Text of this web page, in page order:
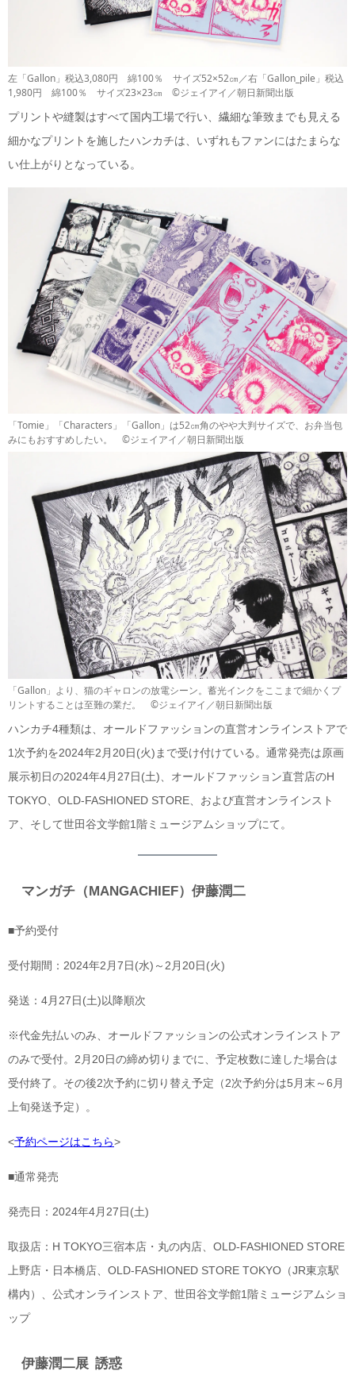
左「Gallon」税込3,080円 綿100％ サイズ52×52㎝／右「Gallon_pile」税込
1,980円 綿100％ サイズ23×23㎝ ©ジェイアイ／朝日新聞出版
プリントや縫製はすべて国内工場で行い、繊細な筆致までも見える
細かなプリントを施したハンカチは、いずれもファンにはたまらな
い仕上がりとなっている。
「Tomie」「Characters」「Gallon」は52㎝角のやや大判サイズで、お弁当包
みにもおすすめしたい。 ©ジェイアイ／朝日新聞出版
「Gallon」より、猫のギャロンの放電シーン。蓄光インクをここまで細かくプ
リントすることは至難の業だ。 ©ジェイアイ／朝日新聞出版
ハンカチ4種類は、オールドファッションの直営オンラインストアで
1次予約を2024年2月20日(火)まで受け付けている。通常発売は原画
展示初日の2024年4月27日(土)、オールドファッション直営店のH
TOKYO、OLD-FASHIONED STORE、および直営オンラインスト
ア、そして世田谷文学館1階ミュージアムショップにて。
マンガチ（MANGACHIEF）伊藤潤二
■予約受付
受付期間：2024年2月7日(水)～2月20日(火)
発送：4月27日(土)以降順次
※代金先払いのみ、オールドファッションの公式オンラインストア
のみで受付。2月20日の締め切りまでに、予定枚数に達した場合は
受付終了。その後2次予約に切り替え予定（2次予約分は5月末～6月
上旬発送予定）。
<予約ページはこちら>
■通常発売
発売日：2024年4月27日(土)
取扱店：H TOKYO三宿本店・丸の内店、OLD-FASHIONED STORE
上野店・日本橋店、OLD-FASHIONED STORE TOKYO（JR東京駅
構内）、公式オンラインストア、世田谷文学館1階ミュージアムショ
ップ
伊藤潤二展 誘惑